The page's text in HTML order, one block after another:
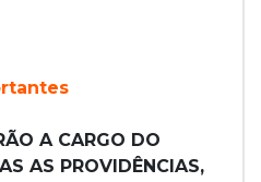
A CARGO DO
AS PROVIDÊNCIAS,